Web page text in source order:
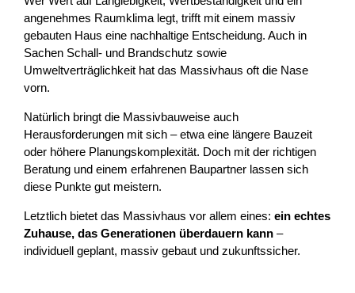
angenehmes Raumklima legt, trifft mit einem massiv
gebauten Haus eine nachhaltige Entscheidung. Auch in
Sachen Schall- und Brandschutz sowie
Umweltverträglichkeit hat das Massivhaus oft die Nase
vorn.
Natürlich bringt die Massivbauweise auch
Herausforderungen mit sich – etwa eine längere Bauzeit
oder höhere Planungskomplexität. Doch mit der richtigen
Beratung und einem erfahrenen Baupartner lassen sich
diese Punkte gut meistern.
Letztlich bietet das Massivhaus vor allem eines: ein echtes
Zuhause, das Generationen überdauern kann –
individuell geplant, massiv gebaut und zukunftssicher.